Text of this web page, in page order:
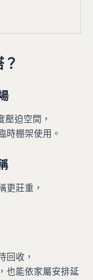
壓迫空間，
時棚架使用。
更莊重，
回收，
也能依家屬安排延